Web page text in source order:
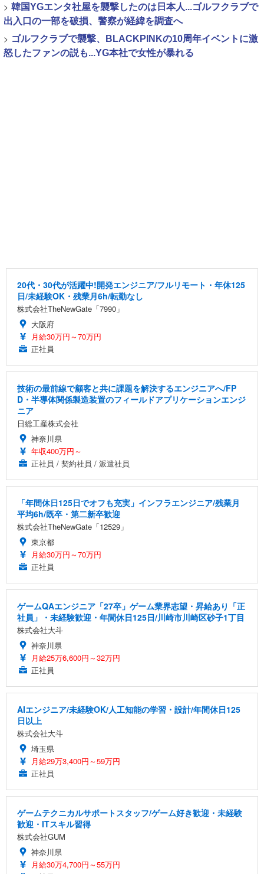
> 韓国YGエンタ社屋を襲撃したのは日本人...ゴルフクラブで
出入口の一部を破損、警察が経緯を調査へ
> ゴルフクラブで襲撃、BLACKPINKの10周年イベントに激
怒したファンの説も...YG本社で女性が暴れる
20代・30代が活躍中!開発エンジニア/フルリモート・年休125
日/未経験OK・残業月6h/転勤なし
株式会社TheNewGate「7990」
大阪府
月給30万円～70万円
正社員
技術の最前線で顧客と共に課題を解決するエンジニアへ/FP
D・半導体関係製造装置のフィールドアプリケーションエンジ
ニア
日総工産株式会社
神奈川県
年収400万円～
正社員 / 契約社員 / 派遣社員
「年間休日125日でオフも充実」インフラエンジニア/残業月
平均6h/既卒・第二新卒歓迎
株式会社TheNewGate「12529」
東京都
月給30万円～70万円
正社員
ゲームQAエンジニア「27卒」ゲーム業界志望・昇給あり「正
社員」・未経験歓迎・年間休日125日/川崎市川崎区砂子1丁目
株式会社大斗
神奈川県
月給25万6,600円～32万円
正社員
AIエンジニア/未経験OK/人工知能の学習・設計/年間休日125
日以上
株式会社大斗
埼玉県
月給29万3,400円～59万円
正社員
ゲームテクニカルサポートスタッフ/ゲーム好き歓迎・未経験
歓迎・ITスキル習得
株式会社GUM
神奈川県
月給30万4,700円～55万円